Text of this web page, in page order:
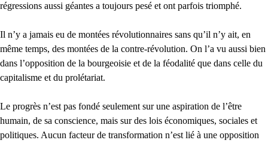
régressions aussi géantes a toujours pesé et ont parfois triomphé.
Il n’y a jamais eu de montées révolutionnaires sans qu’il n’y ait, en
même temps, des montées de la contre-révolution. On l’a vu aussi bien
dans l’opposition de la bourgeoisie et de la féodalité que dans celle du
capitalisme et du prolétariat.
Le progrès n’est pas fondé seulement sur une aspiration de l’être
humain, de sa conscience, mais sur des lois économiques, sociales et
politiques. Aucun facteur de transformation n’est lié à une opposition